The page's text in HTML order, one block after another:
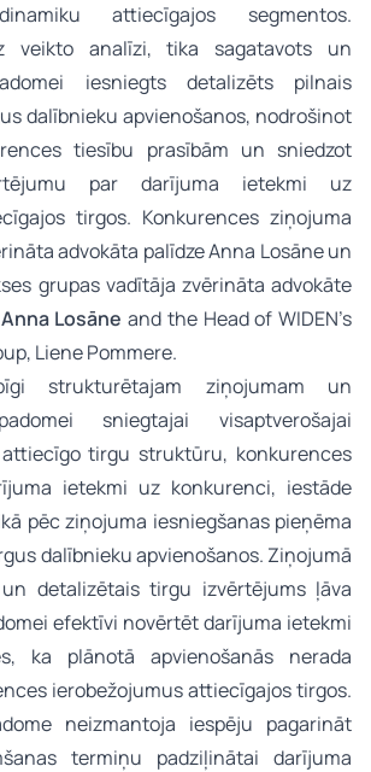
attiecīgajos segmentos.
veikto analīzi, tika sagatavots un
iesniegts detalizēts pilnais
dalībnieku apvienošanos, nodrošinot
tiesību prasībām un sniedzot
par darījuma ietekmi uz
tirgos. Konkurences ziņojuma
advokāta palīdze Anna Losāne un
grupas vadītāja zvērināta advokāte
Anna Losāne and the Head of WIDEN’s
Liene Pommere.
strukturētajam ziņojumam un
sniegtajai visaptverošajai
tirgu struktūru, konkurences
ietekmi uz konkurenci, iestāde
pēc ziņojuma iesniegšanas pieņēma
dalībnieku apvienošanos. Ziņojumā
detalizētais tirgu izvērtējums ļāva
efektīvi novērtēt darījuma ietekmi
ka plānotā apvienošanās nerada
ierobežojumus attiecīgajos tirgos.
neizmantoja iespēju pagarināt
termiņu padziļinātai darījuma